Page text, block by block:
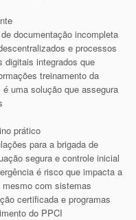
documentação incompleta
e processos
digitais integrados que
treinamento da
uma solução que assegura
prático
para a brigada de
segura e controle inicial
é risco que impacta a
mesmo com sistemas
certificada e programas
do PPCI